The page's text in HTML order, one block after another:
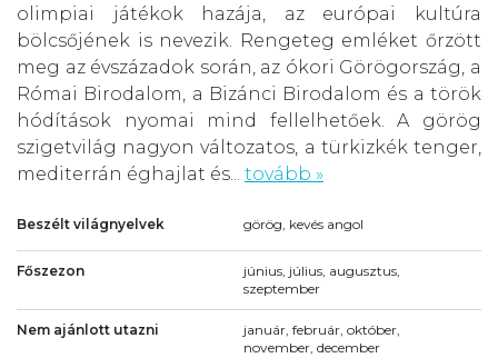
olimpiai játékok hazája, az európai kultúra
bölcsőjének is nevezik. Rengeteg emléket őrzött
meg az évszázadok során, az ókori Görögország, a
Római Birodalom, a Bizánci Birodalom és a török
hódítások nyomai mind fellelhetőek. A görög
szigetvilág nagyon változatos, a türkizkék tenger,
mediterrán éghajlat és... tovább »
Beszélt világnyelvek görög, kevés angol
Főszezon
június, július, augusztus,
szeptember
Nem ajánlott utazni
január, február, október,
november, december